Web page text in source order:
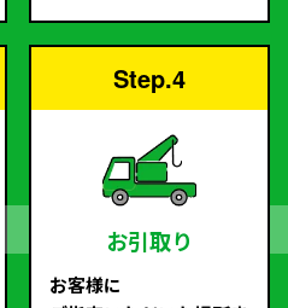
Step.4
お引取り
お客様に